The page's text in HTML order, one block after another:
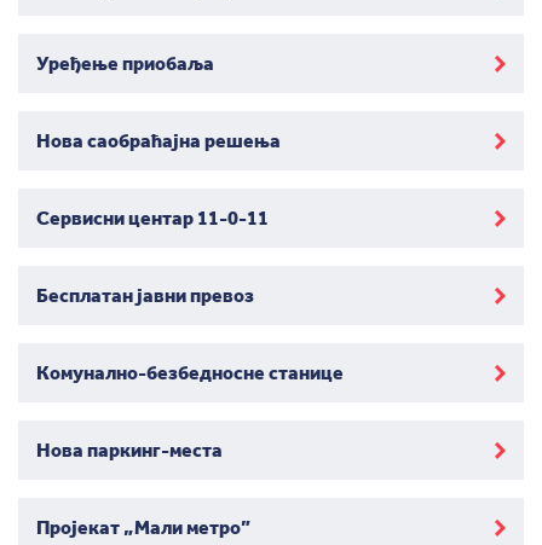
Уређење приобаља
Нова саобраћајна решења
Сервисни центар 11-0-11
Бесплатан јавни превоз
Комунално-безбедносне станице
Нова паркинг-места
Пројекат „Мали метро”